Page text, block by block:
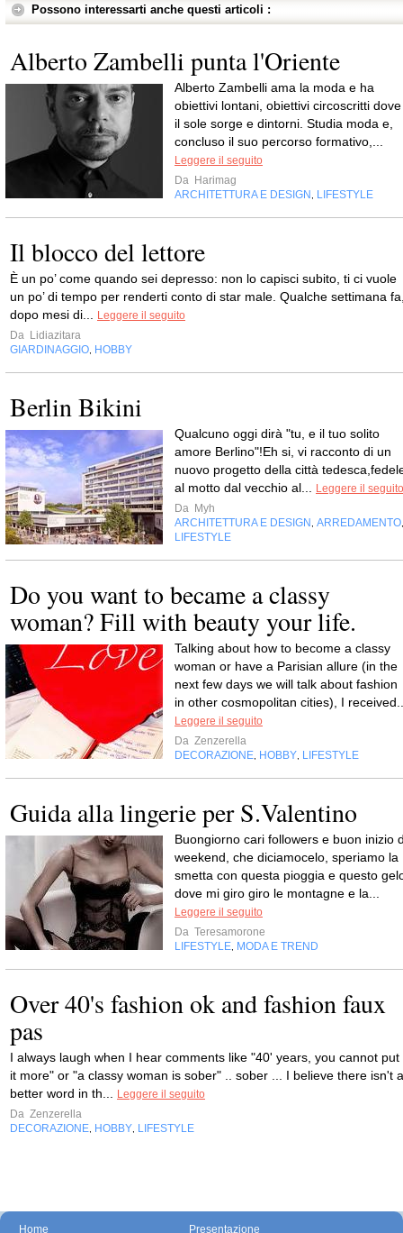
Possono interessarti anche questi articoli :
Alberto Zambelli punta l'Oriente
Alberto Zambelli ama la moda e ha
obiettivi lontani, obiettivi circoscritti dove
il sole sorge e dintorni. Studia moda e,
concluso il suo percorso formativo,...
Leggere il seguito
Da Harimag
ARCHITETTURA E DESIGN , LIFESTYLE
Il blocco del lettore
È un po’ come quando sei depresso: non lo capisci subito, ti ci vuole
un po’ di tempo per renderti conto di star male. Qualche settimana
dopo mesi di... Leggere il seguito
Da Lidiazitara
GIARDINAGGIO, HOBBY
Berlin Bikini
Qualcuno oggi dirà "tu, e il tuo solito
amore Berlino"!Eh si, vi racconto di un
nuovo progetto della città
al motto dal vecchio al... Leggere il seguito
Da Myh
ARCHITETTURA E DESIGN , ARREDAMENTO,
LIFESTYLE
Do you want to became a classy
woman? Fill with beauty your life.
Talking about how to become a classy
woman or have a Parisian allure (in the
next few days we will talk about fashion
in other cosmopolitan cities), I
Leggere il seguito
Da Zenzerella
DECORAZIONE, HOBBY, LIFESTYLE
Guida alla lingerie per S.Valentino
Buongiorno cari followers e buon inizio
weekend, che diciamocelo, speriamo la
smetta con questa pioggia e questo
dove mi giro giro le montagne e la...
Leggere il seguito
Da Teresamorone
LIFESTYLE, MODA E TREND
Over 40's fashion ok and fashion faux
pas
I always laugh when I hear comments like "40' years, you cannot put
it more" or "a classy woman is sober" .. sober ... I believe there isn't a
better word in th... Leggere il seguito
Da Zenzerella
DECORAZIONE, HOBBY, LIFESTYLE
Home Presentazione